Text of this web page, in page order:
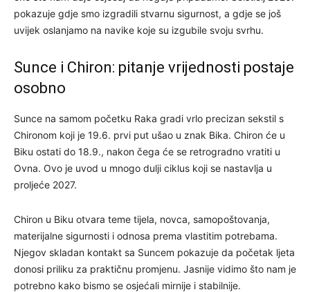
pokazuje gdje smo izgradili stvarnu sigurnost, a gdje se još
uvijek oslanjamo na navike koje su izgubile svoju svrhu.
Sunce i Chiron: pitanje vrijednosti postaje
osobno
Sunce na samom početku Raka gradi vrlo precizan sekstil s
Chironom koji je 19.6. prvi put ušao u znak Bika. Chiron će u
Biku ostati do 18.9., nakon čega će se retrogradno vratiti u
Ovna. Ovo je uvod u mnogo dulji ciklus koji se nastavlja u
proljeće 2027.
Chiron u Biku otvara teme tijela, novca, samopoštovanja,
materijalne sigurnosti i odnosa prema vlastitim potrebama.
Njegov skladan kontakt sa Suncem pokazuje da početak ljeta
donosi priliku za praktičnu promjenu. Jasnije vidimo što nam je
potrebno kako bismo se osjećali mirnije i stabilnije.